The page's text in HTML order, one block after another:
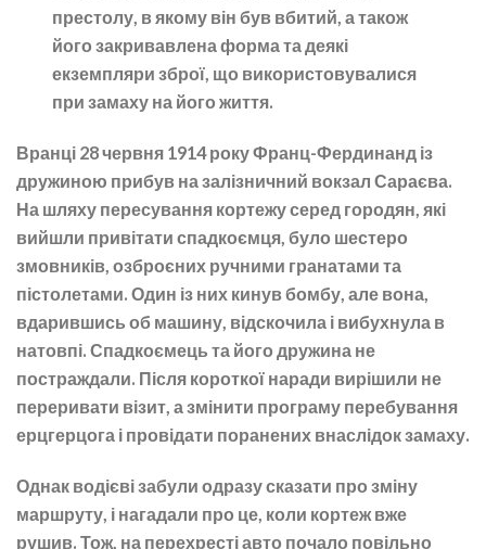
престолу, в якому він був вбитий, а також
його закривавлена форма та деякі
екземпляри зброї, що використовувалися
при замаху на його життя.
Вранці 28 червня 1914 року Франц-Фердинанд із
дружиною прибув на залізничний вокзал Сараєва.
На шляху пересування кортежу серед городян, які
вийшли привітати спадкоємця, було шестеро
змовників, озброєних ручними гранатами та
пістолетами. Один із них кинув бомбу, але вона,
вдарившись об машину, відскочила і вибухнула в
натовпі. Спадкоємець та його дружина не
постраждали. Після короткої наради вирішили не
переривати візит, а змінити програму перебування
ерцгерцога і провідати поранених внаслідок замаху.
Однак водієві забули одразу сказати про зміну
маршруту, і нагадали про це, коли кортеж вже
рушив. Тож, на перехресті авто почало повільно